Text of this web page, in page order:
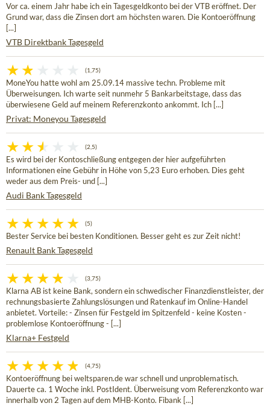
Vor ca. einem Jahr habe ich ein Tagesgeldkonto bei der VTB eröffnet. Der
Grund war, dass die Zinsen dort am höchsten waren. Die Kontoeröffnung
[...]
VTB Direktbank Tagesgeld
(1,75)
MoneYou hatte wohl am 25.09.14 massive techn. Probleme mit
Überweisungen. Ich warte seit nunmehr 5 Bankarbeitstage, dass das
überwiesene Geld auf meinem Referenzkonto ankommt. Ich [...]
Privat: Moneyou Tagesgeld
(2,5)
Es wird bei der Kontoschließung entgegen der hier aufgeführten
Informationen eine Gebühr in Höhe von 5,23 Euro erhoben. Dies geht
weder aus dem Preis- und [...]
Audi Bank Tagesgeld
(5)
Bester Service bei besten Konditionen. Besser geht es zur Zeit nicht!
Renault Bank Tagesgeld
(3,75)
Klarna AB ist keine Bank, sondern ein schwedischer Finanzdienstleister, der
rechnungsbasierte Zahlungslösungen und Ratenkauf im Online-Handel
anbietet. Vorteile: - Zinsen für Festgeld im Spitzenfeld - keine Kosten -
problemlose Kontoeröffnung - [...]
Klarna+ Festgeld
(4,75)
Kontoeröffnung bei weltsparen.de war schnell und unproblematisch.
Dauerte ca. 1 Woche inkl. PostIdent. Überweisung vom Referenzkonto war
innerhalb von 2 Tagen auf dem MHB-Konto. Fibank [...]